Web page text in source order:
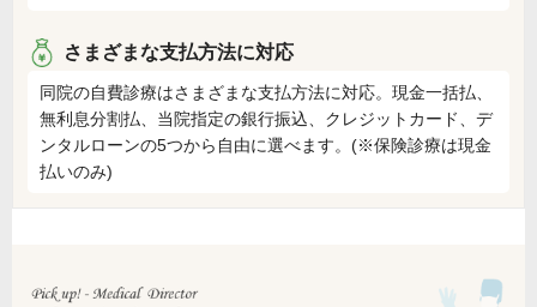
さまざまな支払方法に対応
同院の自費診療はさまざまな支払方法に対応。現金一括払、
無利息分割払、当院指定の銀行振込、クレジットカード、デ
ンタルローンの5つから自由に選べます。(※保険診療は現金
払いのみ)